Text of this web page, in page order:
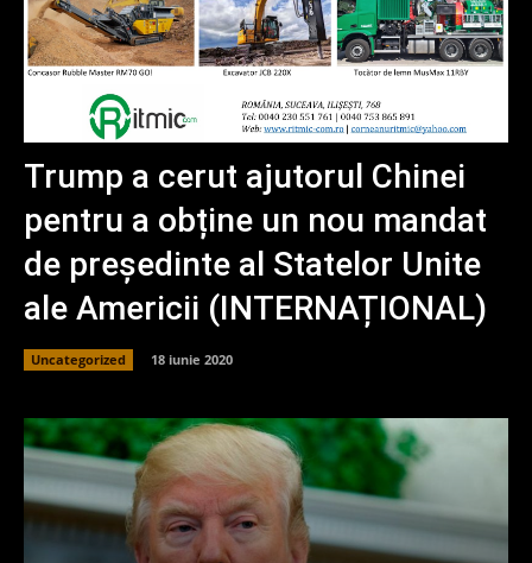
Trump a cerut ajutorul Chinei
pentru a obține un nou mandat
de președinte al Statelor Unite
ale Americii (INTERNAȚIONAL)
Uncategorized 18 iunie 2020